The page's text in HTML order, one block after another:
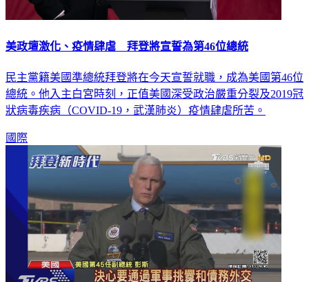
美政壇激化、疫情肆虐 拜登將宣誓為第46位總統
民主黨籍美國準總統拜登將在今天宣誓就職，成為美國第46位
總統。他入主白宮時刻，正值美國深受政治嚴重分裂及2019冠
狀病毒疾病（COVID-19，武漢肺炎）疫情肆虐所苦。
國際